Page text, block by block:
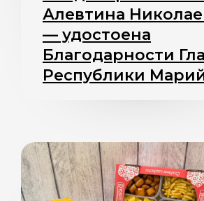
Алевтина
— удостоена
Благодарности
Республики